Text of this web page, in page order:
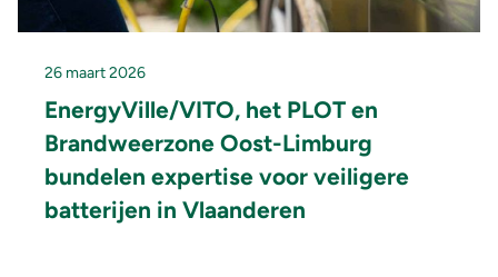
26 maart 2026
EnergyVille/VITO, het PLOT en
Brandweerzone Oost-Limburg
bundelen expertise voor veiligere
batterijen in Vlaanderen